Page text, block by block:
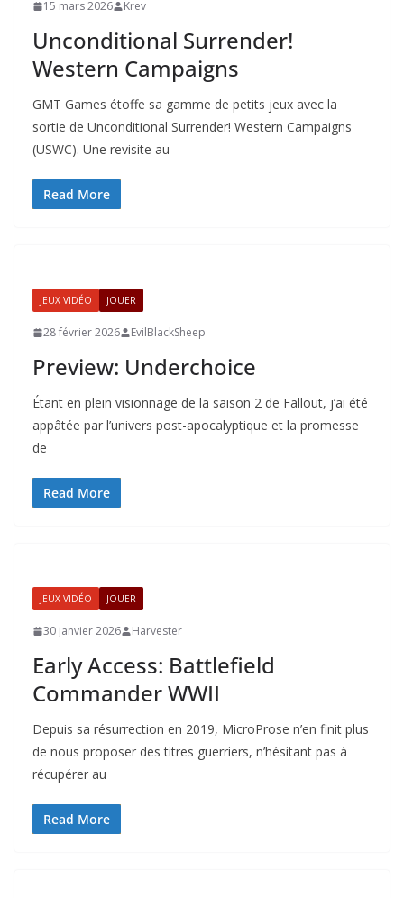
15 mars 2026 Krev
Unconditional Surrender!
Western Campaigns
GMT Games étoffe sa gamme de petits jeux avec la
sortie de Unconditional Surrender! Western Campaigns
(USWC). Une revisite au
Read More
JEUX VIDÉO JOUER
28 février 2026 EvilBlackSheep
Preview: Underchoice
Étant en plein visionnage de la saison 2 de Fallout, j’ai été
appâtée par l’univers post-apocalyptique et la promesse
de
Read More
JEUX VIDÉO JOUER
30 janvier 2026 Harvester
Early Access: Battlefield
Commander WWII
Depuis sa résurrection en 2019, MicroProse n’en finit plus
de nous proposer des titres guerriers, n’hésitant pas à
récupérer au
Read More